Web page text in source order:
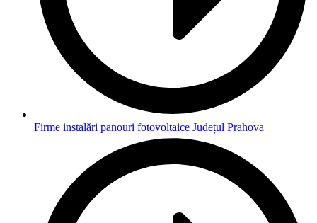
Firme instalări panouri fotovoltaice Județul Prahova